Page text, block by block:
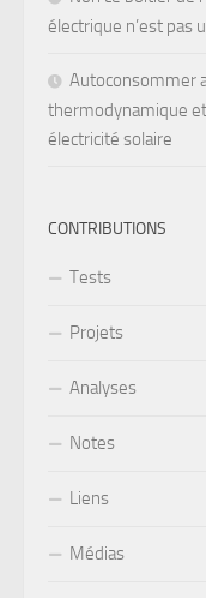
électrique n’est pas
Autoconsommer
thermodynamique
électricité solaire
CONTRIBUTIONS
Tests
Projets
Analyses
Notes
Liens
Médias